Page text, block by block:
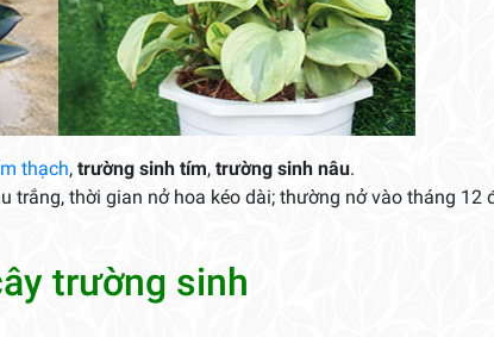
thạch, trường sinh tím, trường sinh nâu.
trắng, thời gian nở hoa kéo dài; thường nở vào tháng 12
trường sinh